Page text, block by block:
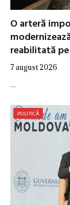
O arteră
reabilitată
7 august 2026
…
POLITICĂ